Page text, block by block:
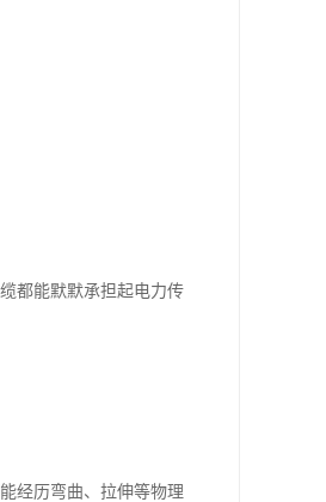
都能默默承担起电力传
经历弯曲、拉伸等物理